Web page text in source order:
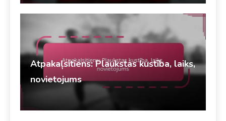
Dereks Vinslows 11/02/2026
Atpakaļsitiens: Plaukstas kustība, laiks,
novietojums
Dereks Vinslows 11/02/2026